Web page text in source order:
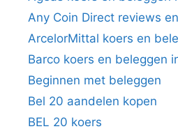
Any Coin Direct reviews
ArcelorMittal koers en
Barco koers en beleggen
Beginnen met beleggen
Bel 20 aandelen kopen
BEL 20 koers